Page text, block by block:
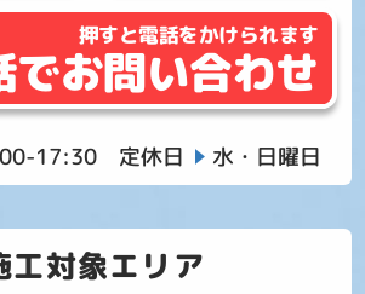
押すと電話をかけられます
でお問い合わせ
17:30 定休日 水・日曜日
工対象エリア